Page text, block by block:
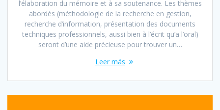
l’élaboration du mémoire et à sa soutenance. Les thèmes
abordés (méthodologie de la recherche en gestion,
recherche d’information, présentation des documents
techniques professionnels, aussi bien à l’écrit qu’a l’oral)
seront d’une aide précieuse pour trouver un…
Leer más